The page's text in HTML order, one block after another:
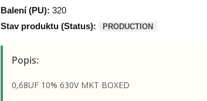
Balení (PU): 320
Stav produktu (Status):
PRODUCTION
Popis:
0,68UF 10% 630V MKT BOXED